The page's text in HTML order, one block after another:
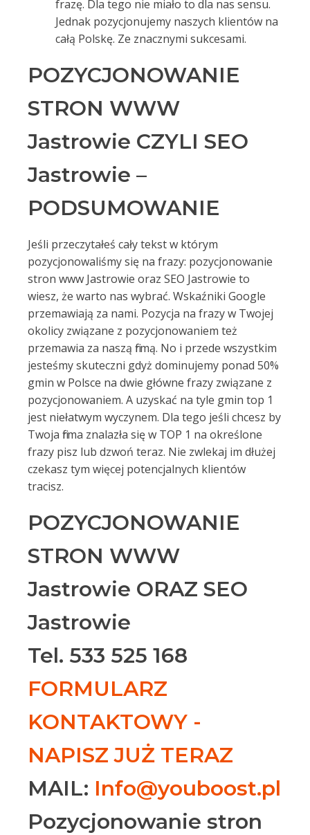
frazę. Dla tego nie miało to dla nas sensu.
Jednak pozycjonujemy naszych klientów na
całą Polskę. Ze znacznymi sukcesami.
POZYCJONOWANIE
STRON WWW
Jastrowie CZYLI SEO
Jastrowie –
PODSUMOWANIE
Jeśli przeczytałeś cały tekst w którym
pozycjonowaliśmy się na frazy: pozycjonowanie
stron www Jastrowie oraz SEO Jastrowie to
wiesz, że warto nas wybrać. Wskaźniki Google
przemawiają za nami. Pozycja na frazy w Twojej
okolicy związane z pozycjonowaniem też
przemawia za naszą firmą. No i przede wszystkim
jesteśmy skuteczni gdyż dominujemy ponad 50%
gmin w Polsce na dwie główne frazy związane z
pozycjonowaniem. A uzyskać na tyle gmin top 1
jest niełatwym wyczynem. Dla tego jeśli chcesz by
Twoja firma znalazła się w TOP 1 na określone
frazy pisz lub dzwoń teraz. Nie zwlekaj im dłużej
czekasz tym więcej potencjalnych klientów
tracisz.
POZYCJONOWANIE
STRON WWW
Jastrowie ORAZ SEO
Jastrowie
Tel. 533 525 168
FORMULARZ
KONTAKTOWY -
NAPISZ JUŻ TERAZ
MAIL: Info@youboost.pl
Pozycjonowanie stron